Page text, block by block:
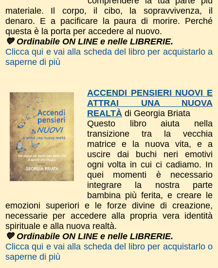
materiale. Il corpo, il cibo, la sopravvivenza, il
denaro. E a pacificare la paura di morire. Perché
questa è la porta per accedere al nuovo.
💙 Ordinabile ON LINE e nelle LIBRERIE.
Clicca qui e vai alla scheda del libro per acquistarlo a
saperne di più
ACCENDI PENSIERI NUOVI E
ATTRAI UNA NUOVA
REALTÀ di Georgia Briata
Questo libro aiuta nella
transizione tra la vecchia
matrice e la nuova vita, e a
uscire dai buchi neri emotivi
ogni volta in cui ci cadiamo. In
quei momenti è necessario
integrare la nostra parte
bambina più ferita, e creare le
emozioni superiori e le forze divine di creazione,
necessarie per accedere alla propria vera identità
spirituale e alla nuova realtà.
💙 Ordinabile ON LINE e nelle LIBRERIE.
Clicca qui e vai alla scheda del libro per acquistarlo o
saperne di più